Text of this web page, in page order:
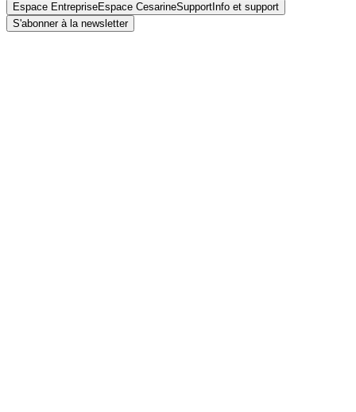
Espace EntrepriseEspace CesarineSupport Info et support
S'abonner à la newsletter